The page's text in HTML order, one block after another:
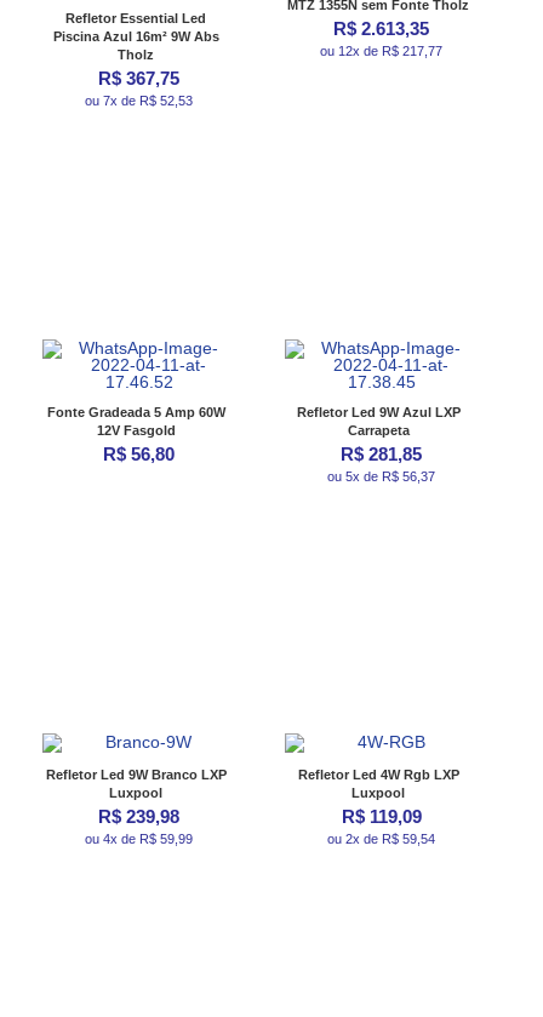
Refletor Essential Led
Piscina Azul 16m² 9W Abs
Tholz
R$ 367,75
ou 7x de R$ 52,53
MTZ 1355N sem Fonte Tholz
R$ 2.613,35
ou 12x de R$ 217,77
Fonte Gradeada 5 Amp 60W
12V Fasgold
R$ 56,80
Refletor Led 9W Azul LXP
Carrapeta
R$ 281,85
ou 5x de R$ 56,37
Refletor Led 9W Branco LXP
Luxpool
R$ 239,98
ou 4x de R$ 59,99
Refletor Led 4W Rgb LXP
Luxpool
R$ 119,09
ou 2x de R$ 59,54